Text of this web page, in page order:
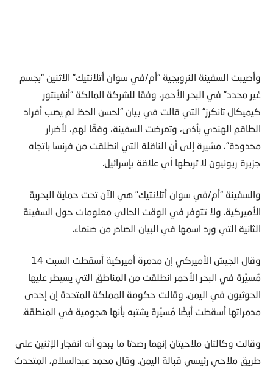
وأصيبت السفينة النرويجية “أم/في سوان أتلانتيك” الاثنين “بجسم
غير محدد” في البحر الأحمر، وفقا للشركة المالكة “أنفينتور
كيميكال تانكرز” التي قالت في بيان “لحسن الحظ لم يصب أفراد
الطاقم الهندي بأذى، وتعرضت السفينة، وفقًا لهم، لأضرار
محدودة”، مشيرة إلى أن الناقلة التي انطلقت من فرنسا باتجاه
جزيرة ريونيون لا تربطها أي علاقة بإسرائيل.
والسفينة “أم/في سوان أتلانتيك” هي الآن تحت حماية البحرية
الأميركية. ولا تتوفر في الوقت الحالي معلومات حول السفينة
الثانية التي ورد اسمها في البيان الصادر من صنعاء.
وقال الجيش الأميركي إن مدمرة أميركية أسقطت السبت 14
مُسيَّرة في البحر الأحمر انطلقت من المناطق التي يسيطر عليها
الحوثيون في اليمن. وقالت حكومة المملكة المتحدة إن إحدى
مدمراتها أسقطت أيضًا مُسيَّرة يشتبه بأنها هجومية في المنطقة.
وقالت وكالتان ملاحيتان إنهما رصدتا ما يبدو أنه انفجار الإثنين على
طريق ملاحي رئيسي قبالة اليمن. وقال محمد عبدالسلام، المتحدث